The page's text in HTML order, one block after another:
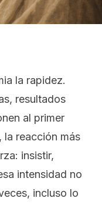
la rapidez.
resultados
al primer
la reacción más
insistir,
intensidad no
incluso lo